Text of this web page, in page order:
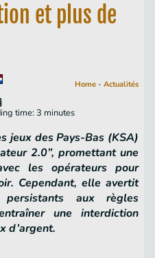
et plus de
time: 3 minutes
Home - Actualités
jeux des Pays-Bas (KSA)
2.0”, promettant une
les opérateurs pour
Cependant, elle avertit
aux règles
une interdiction
d’argent.